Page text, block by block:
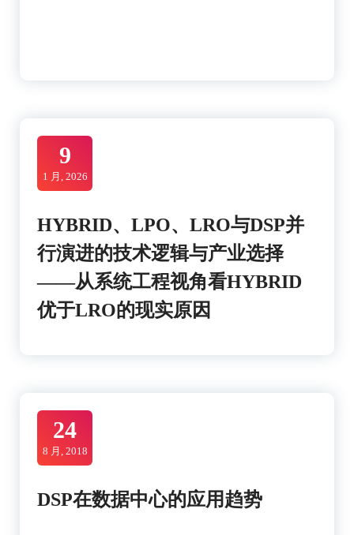
9
1 月, 2026
HYBRID、LPO、LRO与DSP并
行演进的技术逻辑与产业选择
——从系统工程视角看HYBRID
优于LRO的现实原因
24
8 月, 2018
DSP在数据中心的应用趋势